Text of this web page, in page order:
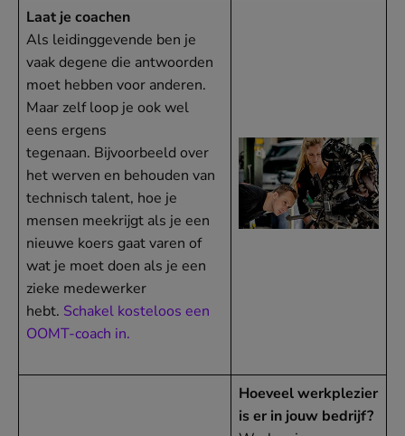
Laat je coachen
Als leidinggevende ben je
vaak degene die antwoorden
moet hebben voor anderen.
Maar zelf loop je ook wel
eens ergens
tegenaan. Bijvoorbeeld over
het werven en behouden van
technisch talent, hoe je
mensen meekrijgt als je een
nieuwe koers gaat varen of
wat je moet doen als je een
zieke medewerker
hebt. Schakel kosteloos een
OOMT-coach in.
Hoeveel werkplezier
is er in jouw bedrijf?